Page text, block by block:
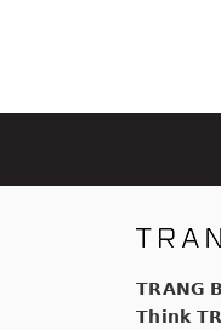
𝗧𝗥𝗔𝗡𝗚
𝗧𝗵𝗶𝗻𝗸